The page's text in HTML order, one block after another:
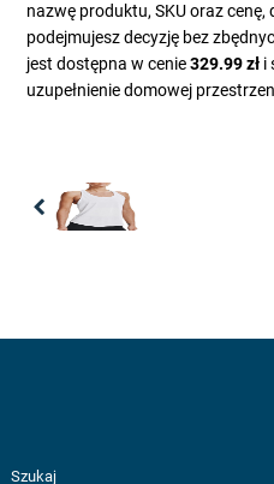
nazwę produktu, SKU oraz cenę,
podejmujesz decyzję bez
jest dostępna w cenie329.99 zł i
uzupełnienie domowej
Szukaj